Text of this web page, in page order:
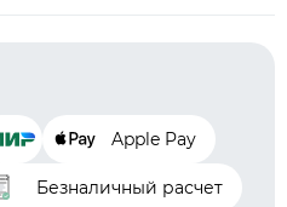
Apple Pay
Безналичный расчет